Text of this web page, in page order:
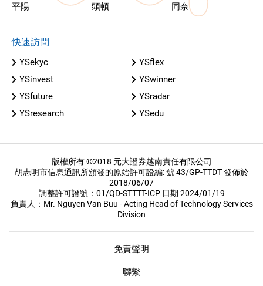
平陽
頭頓 同奈
快速訪問
YSekyc
YSflex
YSinvest
YSwinner
YSfuture
YSradar
YSresearch
YSedu
版權所有 ©2018 元大證券越南責任有限公司
胡志明市信息通訊所頒發的原始許可證編: 號 43/GP-TTDT 發佈於
2018/06/07
調整許可證號：01/QD-STTTT-ICP 日期 2024/01/19
負責人：Mr. Nguyen Van Buu - Acting Head of Technology Services
Division
免責聲明
聯繫